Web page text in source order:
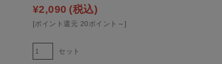
¥2,090 (税込)
[ポイント還元 20ポイント～]
セット